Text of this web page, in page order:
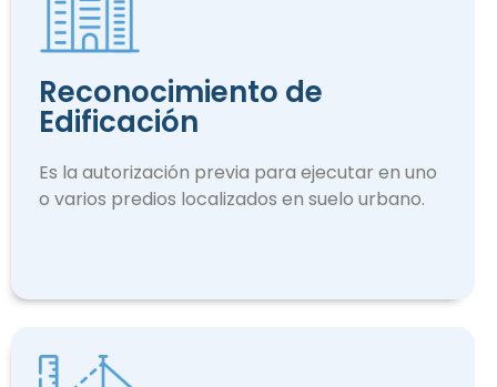
Reconocimiento de
Edificación
Es la autorización previa para ejecutar en uno
o varios predios localizados en suelo urbano.